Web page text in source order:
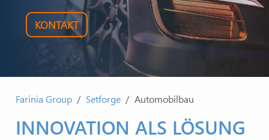
KONTAKT
Farinia Group Setforge Automobilbau
INNOVATION ALS LÖSUNG